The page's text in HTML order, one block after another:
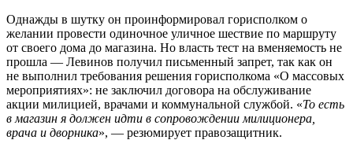
Однажды в шутку он проинформировал горисполком о
желании провести одиночное уличное шествие по маршруту
от своего дома до магазина. Но власть тест на вменяемость не
прошла — Левинов получил письменный запрет, так как он
не выполнил требования решения горисполкома «О массовых
мероприятиях»: не заключил договора на обслуживание
акции милицией, врачами и коммунальной службой. «То есть
в магазин я должен идти в сопровождении милиционера,
врача и дворника», — резюмирует правозащитник.